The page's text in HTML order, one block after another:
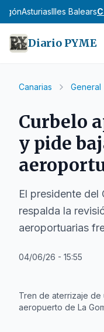
AsturiasIlles Balears
Diario PYME
Canarias General
Curbelo
y pide
El presidente del
respalda la
aeroportuarias
04/06/26 - 15:55
Tren de aterrizaje de
aeropuerto de La